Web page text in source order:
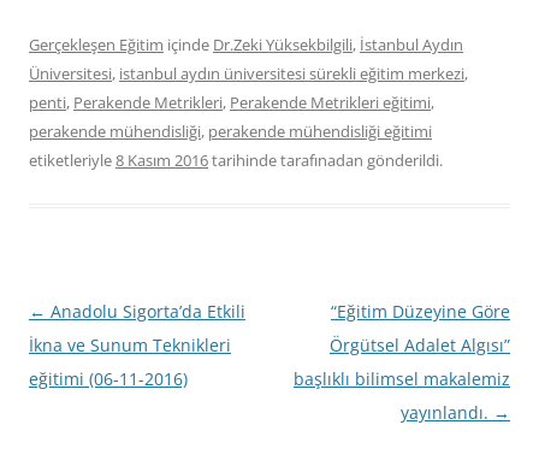
Gerçekleşen Eğitim içinde Dr.Zeki Yüksekbilgili, İstanbul Aydın
Üniversitesi, istanbul aydın üniversitesi sürekli eğitim merkezi,
penti, Perakende Metrikleri, Perakende Metrikleri eğitimi,
perakende mühendisliği, perakende mühendisliği eğitimi
etiketleriyle8 Kasım 2016tarihindetarafınadan gönderildi.
Yazı
dolaşımı
← Anadolu Sigorta’da Etkili
İkna ve Sunum Teknikleri
eğitimi (06-11-2016)
“Eğitim Düzeyine Göre
Örgütsel Adalet Algısı”
başlıklı bilimsel makalemiz
yayınlandı. →